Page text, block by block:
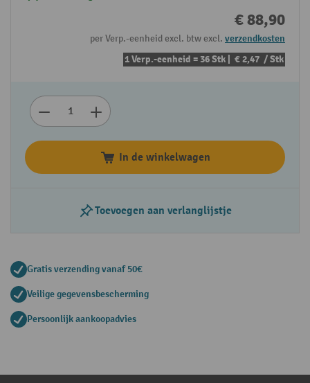
€ 88,90
per Verp.-eenheid excl. btw excl. verzendkosten
1 Verp.-eenheid = 36 Stk | € 2,47 / Stk
In de winkelwagen
Toevoegen aan verlanglijstje
Gratis verzending vanaf 50€
Veilige gegevensbescherming
Persoonlijk aankoopadvies